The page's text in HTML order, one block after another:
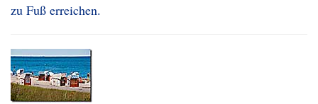
zu Fuß erreichen.